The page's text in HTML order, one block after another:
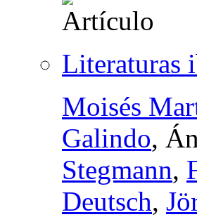
Literaturas
Moisés
Galindo,
Stegmann,
Deutsch,